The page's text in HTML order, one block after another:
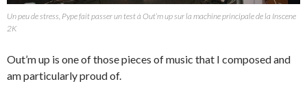
Un peu de stress, Pype fait passer un test à Out’m up sur la machine principale de la Inscene
2K
Out’m up is one of those pieces of music that I composed and
am particularly proud of.